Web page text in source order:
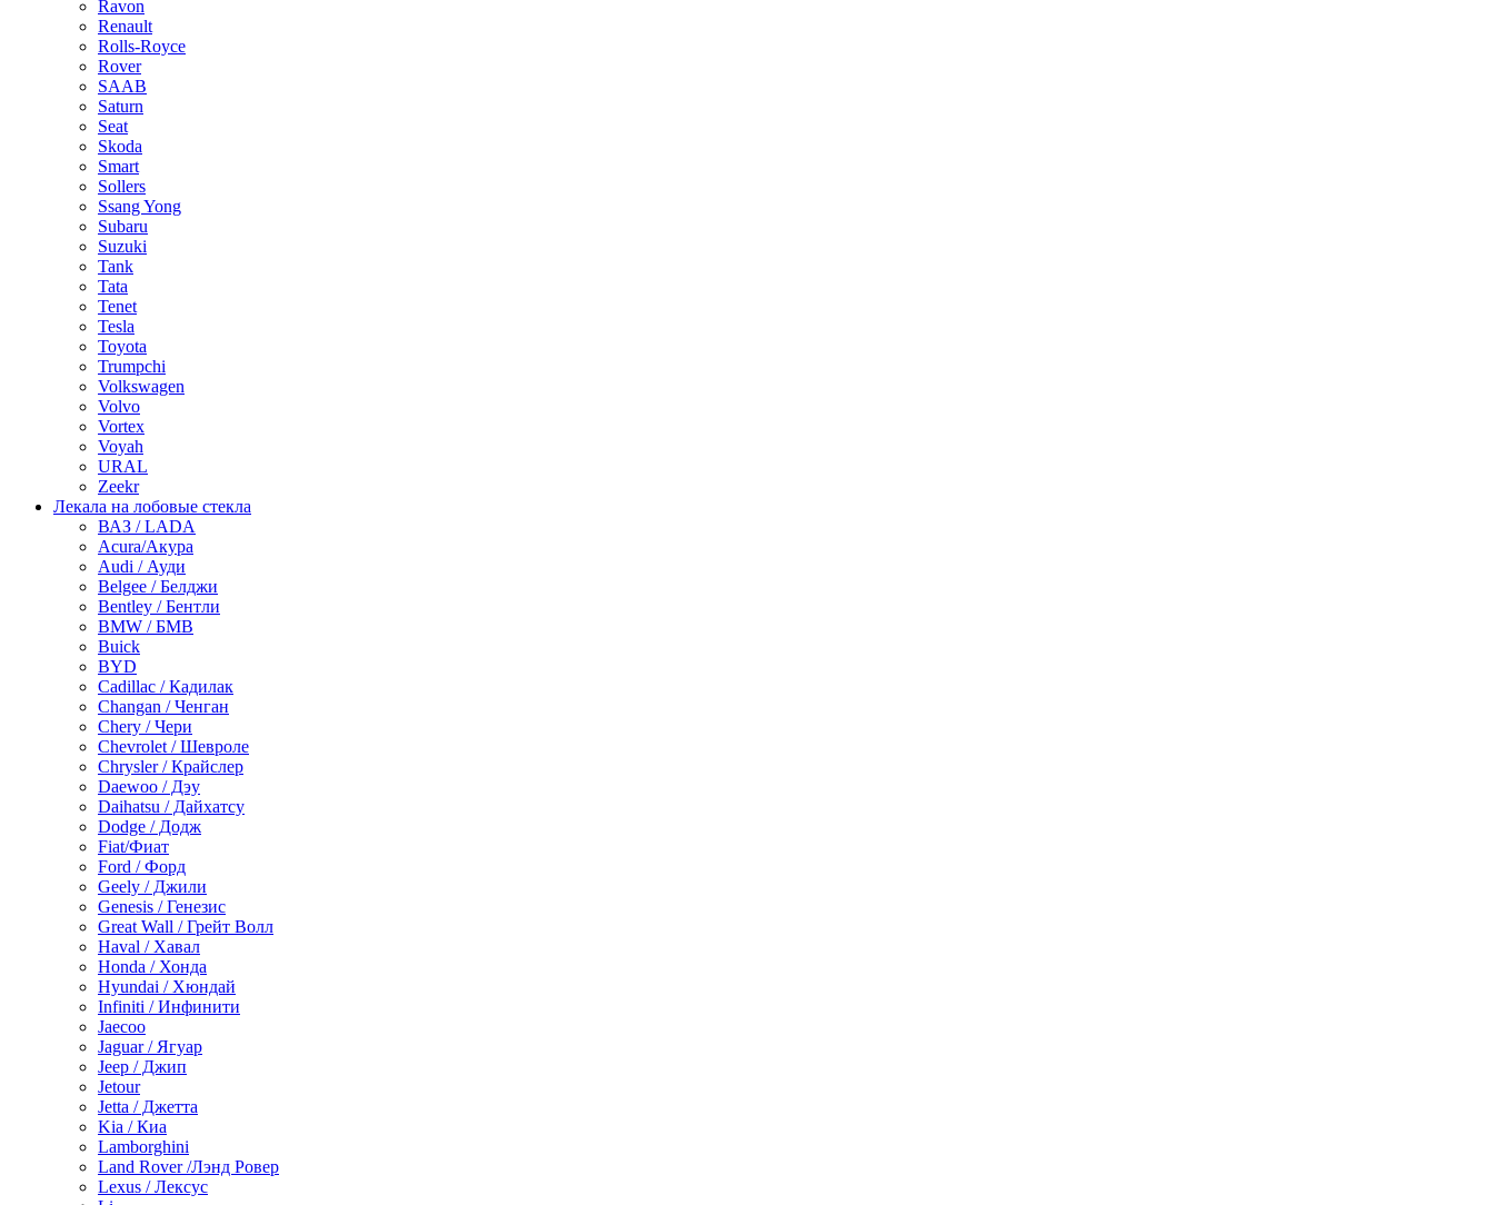
Ravon
Renault
Rolls-Royce
Rover
SAAB
Saturn
Seat
Skoda
Smart
Sollers
Ssang Yong
Subaru
Suzuki
Tank
Tata
Tenet
Tesla
Toyota
Trumpchi
Volkswagen
Volvo
Vortex
Voyah
URAL
Zeekr
Лекала на лобовые стекла
ВАЗ / LADA
Acura/Акура
Audi / Ауди
Belgee / Белджи
Bentley / Бентли
BMW / БМВ
Buick
BYD
Cadillac / Кадилак
Changan / Ченган
Chery / Чери
Chevrolet / Шевроле
Chrysler / Крайслер
Daewoo / Дэу
Daihatsu / Дайхатсу
Dodge / Додж
Fiat/Фиат
Ford / Форд
Geely / Джили
Genesis / Генезис
Great Wall / Грейт Волл
Haval / Хавал
Honda / Хонда
Hyundai / Хюндай
Infiniti / Инфинити
Jaecoo
Jaguar / Ягуар
Jeep / Джип
Jetour
Jetta / Джетта
Kia / Киа
Lamborghini
Land Rover /Лэнд Ровер
Lexus / Лексус